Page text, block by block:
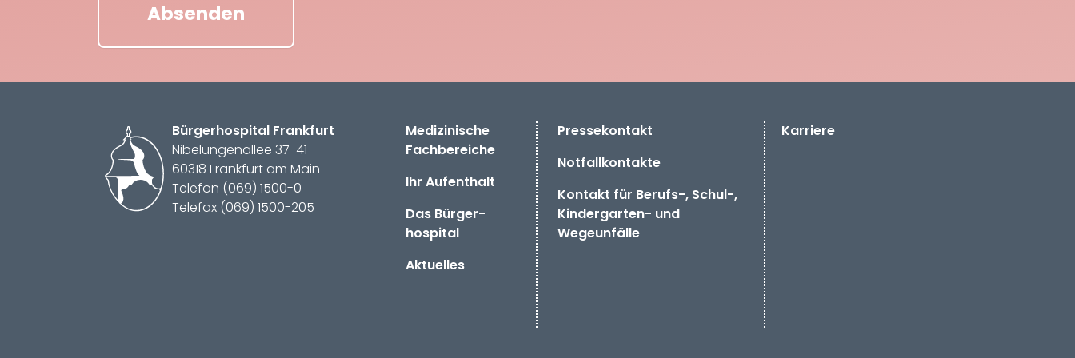
Absenden
Bürger­hospital Frankfurt
Nibelungenallee 37-41
60318 Frankfurt am Main
Telefon (069) 1500-0
Telefax (069) 1500-205
Medizinische
Fachbereiche
Ihr Aufenthalt
Das Bürger­
hospital
Aktuelles
Pressekontakt
Notfallkontakte
Kontakt für Berufs-, Schul-,
Kindergarten- und
Wegeunfälle
Karriere